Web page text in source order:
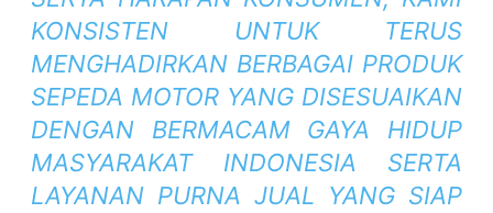
KONSISTEN UNTUK TERUS
MENGHADIRKAN BERBAGAI PRODUK
SEPEDA MOTOR YANG DISESUAIKAN
DENGAN BERMACAM GAYA HIDUP
MASYARAKAT INDONESIA SERTA
LAYANAN PURNA JUAL YANG SIAP